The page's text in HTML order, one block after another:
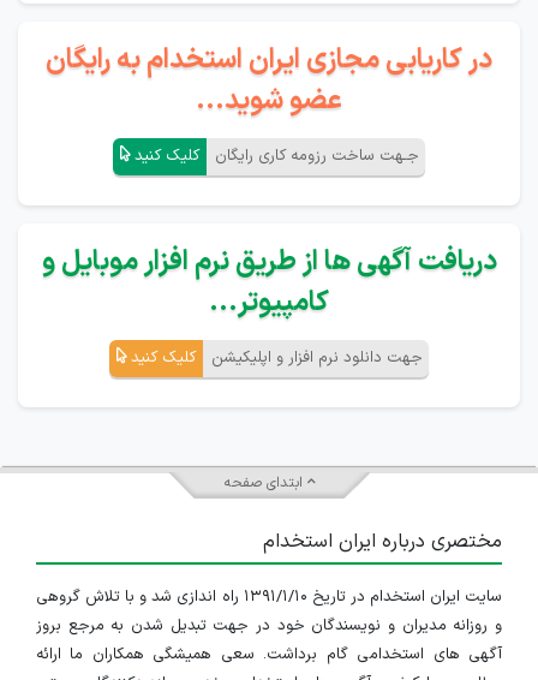
در کاریابی مجازی ایران استخدام به رایگان
عضو شوید...
جـهت ساخت رزومه کاری رایگان کلیک کنید
دریافت آگهی ها از طریق نرم افزار موبایل و
کامپیوتر...
جهت دانلود نرم افزار و اپلیکیشن کلیک کنید
ابتدای صفحه
مختصری درباره ایران استخدام
سایت ایران استخدام در تاریخ ۱۳۹۱/۱/۱۰ راه اندازی شد و با تلاش گروهی
و روزانه مدیران و نویسندگان خود در جهت تبدیل شدن به مرجع بروز
آگهی های استخدامی گام برداشت. سعی همیشگی همکاران ما ارائه